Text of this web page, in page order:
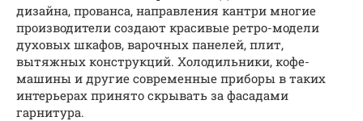
дизайна, прованса, направления кантри многие
производители создают красивые ретро-модели
духовых шкафов, варочных панелей, плит,
вытяжных конструкций. Холодильники, кофе-
машины и другие современные приборы в таких
интерьерах принято скрывать за фасадами
гарнитура.